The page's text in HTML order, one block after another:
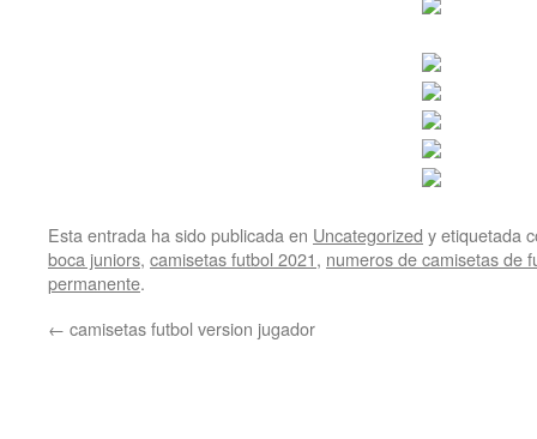
Esta entrada ha sido publicada en Uncategorized y etiquetada
boca juniors, camisetas futbol 2021, numeros de camisetas de
permanente.
← camisetas futbol version jugador